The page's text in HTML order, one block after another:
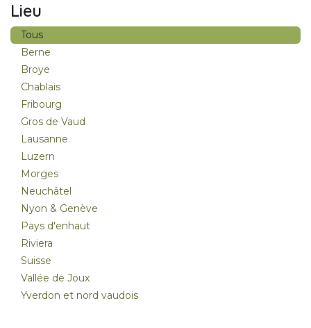
Lieu
Tous
Berne
Broye
Chablais
Fribourg
Gros de Vaud
Lausanne
Luzern
Morges
Neuchâtel
Nyon & Genève
Pays d'enhaut
Riviera
Suisse
Vallée de Joux
Yverdon et nord vaudois